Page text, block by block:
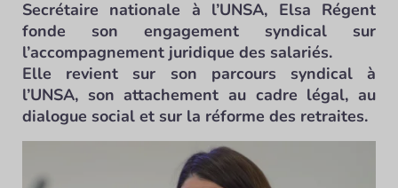
Secrétaire nationale à l’UNSA, Elsa Régent
fonde son engagement syndical sur
l’accompagnement juridique des salariés.
Elle revient sur son parcours syndical à
l’UNSA, son attachement au cadre légal, au
dialogue social et sur la réforme des retraites.